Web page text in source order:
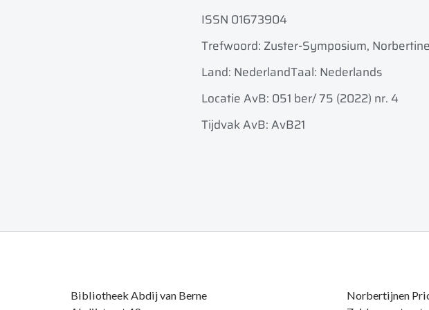
ISSN 01673904
Trefwoord: Zuster-Symposium,
Land: NederlandTaal: Nederlands
Locatie AvB: 051 ber/ 75 (2022) nr. 4
Tijdvak AvB: AvB21
Bibliotheek Abdij van Berne
Norbertijnen